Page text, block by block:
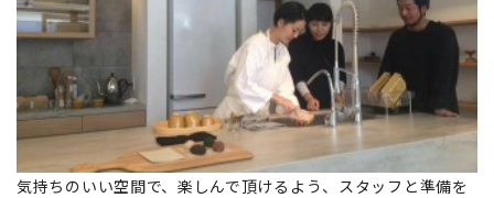
気持ちのいい空間で、楽しんで頂けるよう、スタッフと準備を